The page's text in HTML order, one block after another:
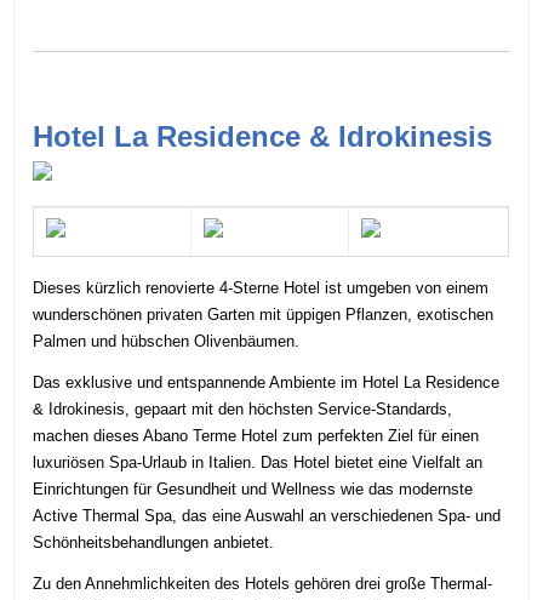
Hotel La Residence & Idrokinesis
Dieses kürzlich renovierte 4-Sterne Hotel ist umgeben von einem
wunderschönen privaten Garten mit üppigen Pflanzen, exotischen
Palmen und hübschen Olivenbäumen.
Das exklusive und entspannende Ambiente im Hotel La Residence
& Idrokinesis, gepaart mit den höchsten Service-Standards,
machen dieses Abano Terme Hotel zum perfekten Ziel für einen
luxuriösen Spa-Urlaub in Italien. Das Hotel bietet eine Vielfalt an
Einrichtungen für Gesundheit und Wellness wie das modernste
Active Thermal Spa, das eine Auswahl an verschiedenen Spa- und
Schönheitsbehandlungen anbietet.
Zu den Annehmlichkeiten des Hotels gehören drei große Thermal-